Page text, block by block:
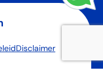
Disclaimer